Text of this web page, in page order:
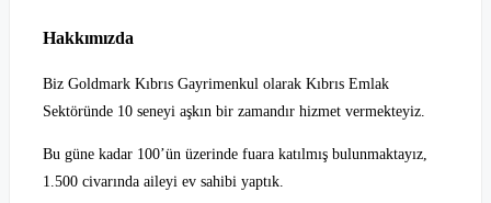
Hakkımızda
Biz Goldmark Kıbrıs Gayrimenkul olarak Kıbrıs Emlak
Sektöründe 10 seneyi aşkın bir zamandır hizmet vermekteyiz.
Bu güne kadar 100’ün üzerinde fuara katılmış bulunmaktayız,
1.500 civarında aileyi ev sahibi yaptık.